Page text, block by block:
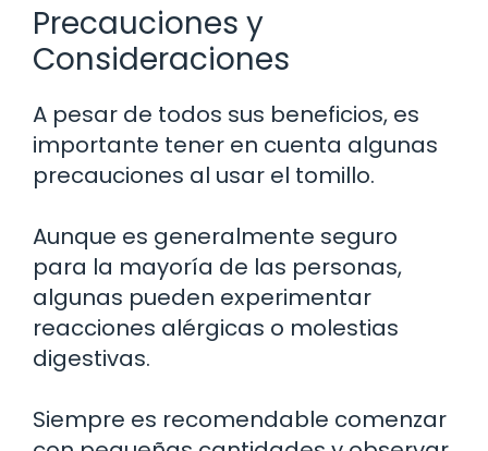
Precauciones y
Consideraciones
A pesar de todos sus beneficios, es
importante tener en cuenta algunas
precauciones al usar el tomillo.
Aunque es generalmente seguro
para la mayoría de las personas,
algunas pueden experimentar
reacciones alérgicas o molestias
digestivas.
Siempre es recomendable comenzar